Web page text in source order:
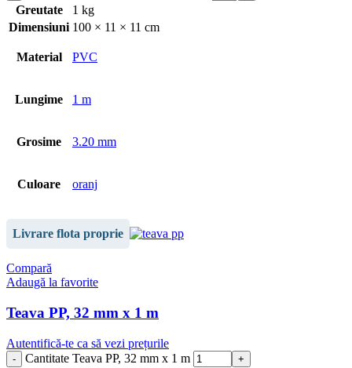
Greutate
1 kg
Dimensiuni 100 × 11 × 11 cm
Material PVC
Lungime 1 m
Grosime 3.20 mm
Culoare oranj
Livrare flota proprie
Compară
Adaugă la favorite
Teava PP, 32 mm x 1 m
Autentifică-te ca să vezi prețurile
Cantitate Teava PP, 32 mm x 1 m